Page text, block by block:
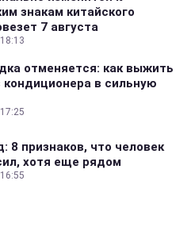
знакам китайского
7 августа
отменяется: как выжить
кондиционера в сильную
8 признаков, что человек
хотя еще рядом